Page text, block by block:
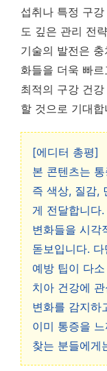
섭취나 특정 구
도 깊은 관리 전
기술의 발전은
화들을 더욱 빠
최적의 구강 건
할 것으로 기대합
[에디터 총평]
본 콘텐츠는
즉 색상, 질감,
게 전달합니다
변화들을 시각
돋보입니다.
예방 팁이 다
치아 건강에
변화를 감지하
이미 통증을
찾는 분들에게